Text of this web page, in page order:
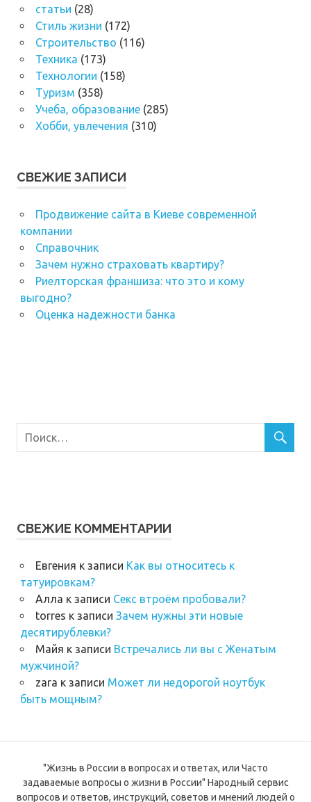
статьи (28)
Стиль жизни (172)
Строительство (116)
Техника (173)
Технологии (158)
Туризм (358)
Учеба, образование(285)
Хобби, увлечения (310)
СВЕЖИЕ ЗАПИСИ
Продвижение сайта в Киеве современной
компании
Справочник
Зачем нужно страховать квартиру?
Риелторская франшиза: что это и кому
выгодно?
Оценка надежности банка
СВЕЖИЕ КОММЕНТАРИИ
Евгения к записи Как вы относитесь к
татуировкам?
Алла к записи Секс втроём пробовали?
torres к записи Зачем нужны эти новые
десятирублевки?
Майя к записи Встречались ли вы с Женатым
мужчиной?
zara к записи Может ли недорогой ноутбук
быть мощным?
"Жизнь в России в вопросах и ответах, или Часто
задаваемые вопросы о жизни в России" Народный сервис
вопросов и ответов, инструкций, советов и мнений людей о